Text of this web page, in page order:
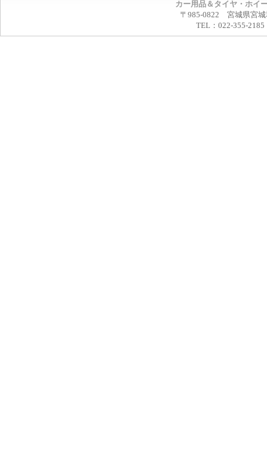
カー用品＆タイヤ・ホイ
〒985-0822 宮城県宮城
TEL：022-355-